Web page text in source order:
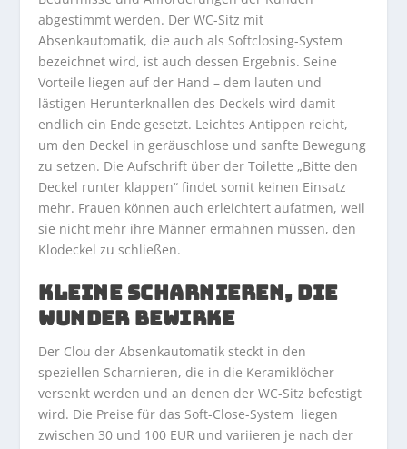
abgestimmt werden. Der WC-Sitz mit
Absenkautomatik, die auch als Softclosing-System
bezeichnet wird, ist auch dessen Ergebnis. Seine
Vorteile liegen auf der Hand – dem lauten und
lästigen Herunterknallen des Deckels wird damit
endlich ein Ende gesetzt. Leichtes Antippen reicht,
um den Deckel in geräuschlose und sanfte Bewegung
zu setzen. Die Aufschrift über der Toilette „Bitte den
Deckel runter klappen“ findet somit keinen Einsatz
mehr. Frauen können auch erleichtert aufatmen, weil
sie nicht mehr ihre Männer ermahnen müssen, den
Klodeckel zu schließen.
KLEINE SCHARNIEREN, DIE
WUNDER BEWIRKE
Der Clou der Absenkautomatik steckt in den
speziellen Scharnieren, die in die Keramiklöcher
versenkt werden und an denen der WC-Sitz befestigt
wird. Die Preise für das Soft-Close-System liegen
zwischen 30 und 100 EUR und variieren je nach der